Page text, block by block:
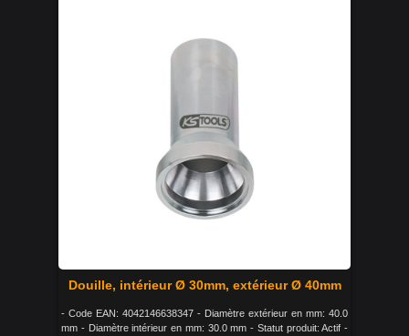
Douille, intérieur Ø 30mm, extérieur Ø 40mm
- Code EAN: 4042146638347 - Diamètre extérieur en mm: 40.0
mm - Diamètre intérieur en mm: 30.0 mm - Statut produit: Actif -